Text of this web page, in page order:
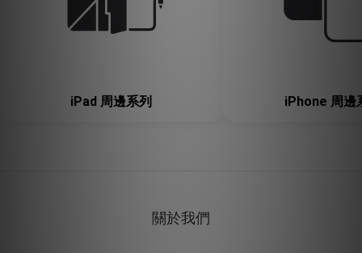
iPad 周邊系列 iPhone 周邊
關於我們